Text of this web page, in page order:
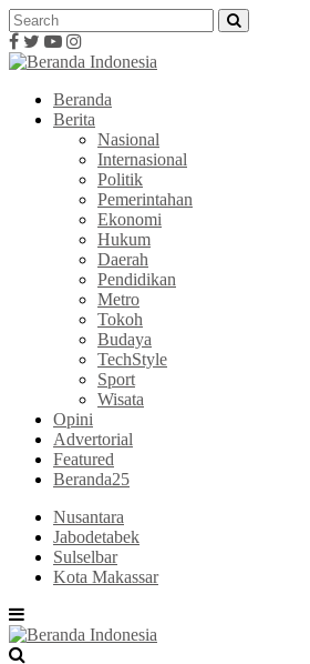
Beranda
Berita
Nasional
Internasional
Politik
Pemerintahan
Ekonomi
Hukum
Daerah
Pendidikan
Metro
Tokoh
Budaya
TechStyle
Sport
Wisata
Opini
Advertorial
Featured
Beranda25
Nusantara
Jabodetabek
Sulselbar
Kota Makassar